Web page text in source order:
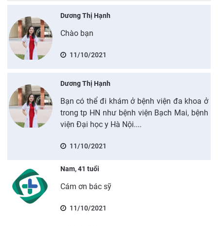
Dương Thị Hạnh
Chào bạn
11/10/2021
Dương Thị Hạnh
Bạn có thể đi khám ở bệnh viện đa khoa ở
trong tp HN như bệnh viện Bạch Mai, bệnh
viện Đại học y Hà Nội....
11/10/2021
Nam, 41 tuổi
Cám ơn bác sỹ
11/10/2021